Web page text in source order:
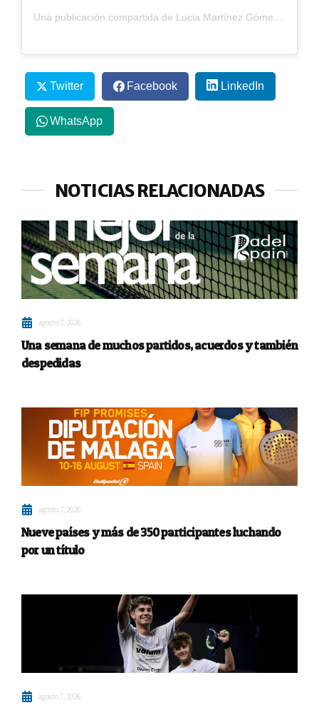
Una publicación compartida de Lucia Martínez Gómez (@luciamtnezpadel)
Twitter Facebook LinkedIn
WhatsApp
NOTICIAS RELACIONADAS
agosto 7, 2026
Una semana de muchos partidos, acuerdos y también
despedidas
agosto 7, 2026
Nueve países y más de 350 participantes luchando
por un título
agosto 7, 2026